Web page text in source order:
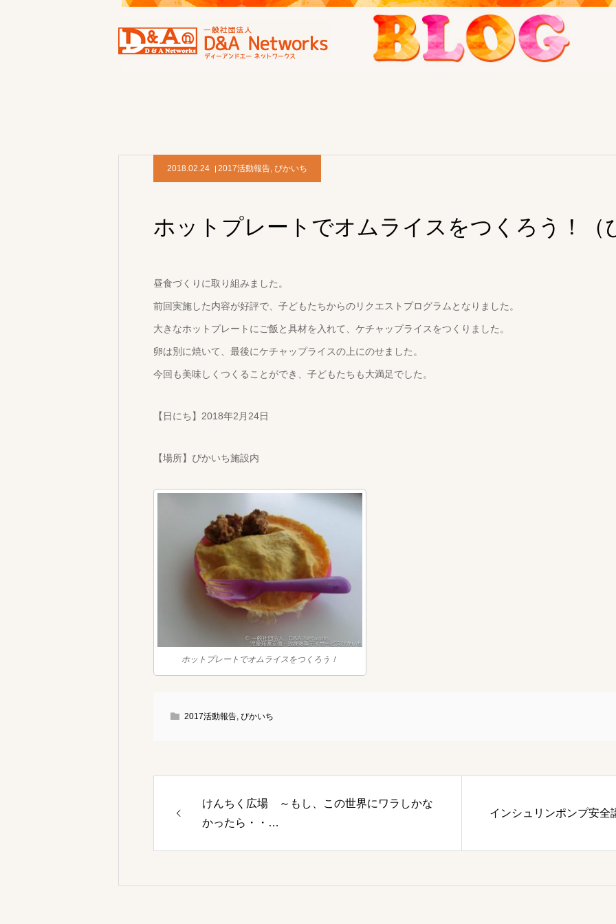
2018.02.24 2017活動報告, ぴかいち
ホットプレートでオムライスをつくろう！（
昼食づくりに取り組みました。
前回実施した内容が好評で、子どもたちからのリクエストプログラムとなりました。
大きなホットプレートにご飯と具材を入れて、ケチャップライスをつくりました。
卵は別に焼いて、最後にケチャップライスの上にのせました。
今回も美味しくつくることができ、子どもたちも大満足でした。
【日にち】2018年2月24日
【場所】ぴかいち施設内
ホットプレートでオムライスをつくろう！
2017活動報告 ぴかいち
けんちく広場 ～もし、この世界にワラしかな
かったら・・…
インシュリンポンプ安全